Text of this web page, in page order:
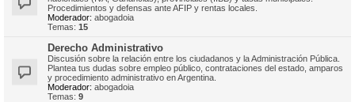
Procedimientos y defensas ante AFIP y rentas locales.
Moderador: abogadoia
Temas: 15
Derecho Administrativo
Discusión sobre la relación entre los ciudadanos y la Administración Pública.
Plantea tus dudas sobre empleo público, contrataciones del estado, amparos
y procedimiento administrativo en Argentina.
Moderador: abogadoia
Temas: 9